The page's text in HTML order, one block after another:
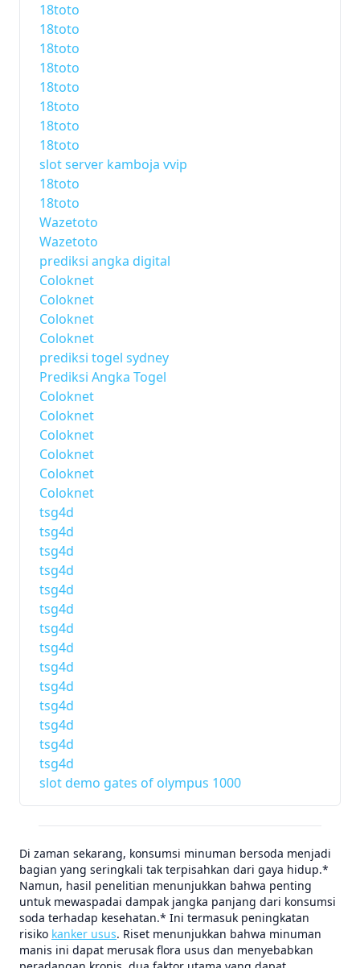
18toto
18toto
18toto
18toto
18toto
18toto
18toto
18toto
slot server kamboja vvip
18toto
18toto
Wazetoto
Wazetoto
prediksi angka digital
Coloknet
Coloknet
Coloknet
Coloknet
prediksi togel sydney
Prediksi Angka Togel
Coloknet
Coloknet
Coloknet
Coloknet
Coloknet
Coloknet
tsg4d
tsg4d
tsg4d
tsg4d
tsg4d
tsg4d
tsg4d
tsg4d
tsg4d
tsg4d
tsg4d
tsg4d
tsg4d
tsg4d
slot demo gates of olympus 1000
Di zaman sekarang, konsumsi minuman bersoda menjadi
bagian yang seringkali tak terpisahkan dari gaya hidup.*
Namun, hasil penelitian menunjukkan bahwa penting
untuk mewaspadai dampak jangka panjang dari konsumsi
soda terhadap kesehatan.* Ini termasuk peningkatan
risiko kanker usus. Riset menunjukkan bahwa minuman
manis ini dapat merusak flora usus dan menyebabkan